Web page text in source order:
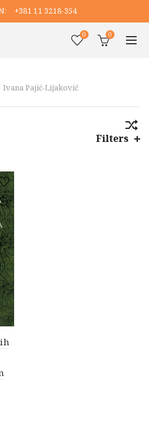
+381 11 3218-354
0 0
Ivana Pajić-Lijaković
Filters